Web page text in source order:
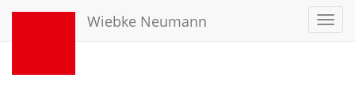
Wiebke Neumann